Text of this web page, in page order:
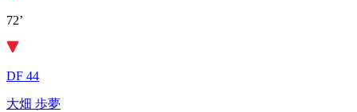
72’
DF 44
大畑 歩夢